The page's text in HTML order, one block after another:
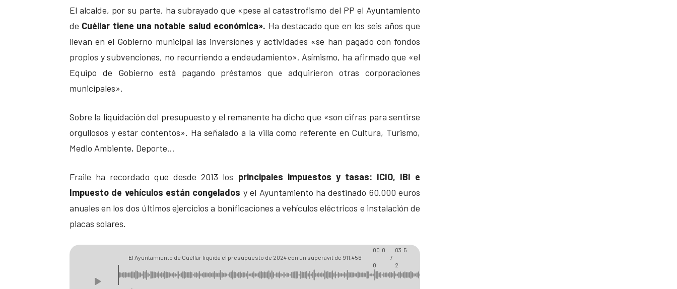
El alcalde, por su parte, ha subrayado que «pese al catastrofismo del PP el Ayuntamiento
de Cuéllar tiene una notable salud económica». Ha destacado que en los seis años que
llevan en el Gobierno municipal las inversiones y actividades «se han pagado con fondos
propios y subvenciones, no recurriendo a endeudamiento». Asímismo, ha afirmado que «el
Equipo de Gobierno está pagando préstamos que adquirieron otras corporaciones
municipales».
Sobre la liquidación del presupuesto y el remanente ha dicho que «son cifras para sentirse
orgullosos y estar contentos». Ha señalado a la villa como referente en Cultura, Turismo,
Medio Ambiente, Deporte…
Fraile ha recordado que desde 2013 los principales impuestos y tasas: ICIO, IBI e
Impuesto de vehículos están congelados y el Ayuntamiento ha destinado 60.000 euros
anuales en los dos últimos ejercicios a bonificaciones a vehículos eléctricos e instalación de
placas solares.
El Ayuntamiento de Cuéllar liquida el presupuesto de 2024 con un superávit de 911.456
euros
00:0
0
/
03:5
2